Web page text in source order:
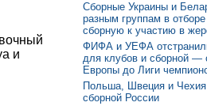
и
Сборные Украины и
разным группам в
сборную к участию в
ФИФА и УЕФА
для клубов и сборной —
Европы до Лиги
Польша, Швеция и Чехия
сборной России